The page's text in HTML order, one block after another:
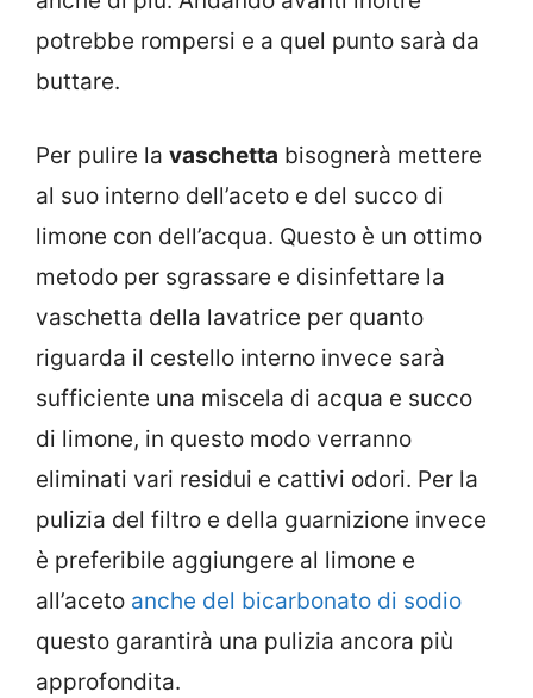
potrebbe rompersi e a quel punto sarà da
buttare.
Per pulire la vaschetta bisognerà mettere
al suo interno dell’aceto e del succo di
limone con dell’acqua. Questo è un ottimo
metodo per sgrassare e disinfettare la
vaschetta della lavatrice per quanto
riguarda il cestello interno invece sarà
sufficiente una miscela di acqua e succo
di limone, in questo modo verranno
eliminati vari residui e cattivi odori. Per la
pulizia del filtro e della guarnizione invece
è preferibile aggiungere al limone e
all’aceto anche del bicarbonato di sodio
questo garantirà una pulizia ancora più
approfondita.